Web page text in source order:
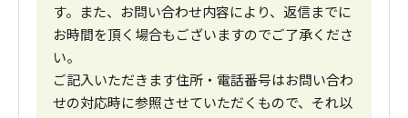
す。また、お問い合わせ内容により、返信までに
お時間を頂く場合もございますのでご了承くださ
い。
ご記入いただきます住所・電話番号はお問い合わ
せの対応時に参照させていただくもので、それ以